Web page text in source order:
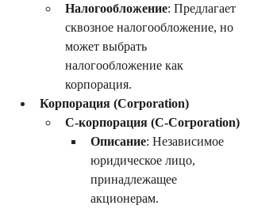
Налогообложение: Предлагает
сквозное налогообложение, но
может выбрать
налогообложение как
корпорация.
Корпорация (Corporation)
C-корпорация (C-Corporation)
Описание: Независимое
юридическое лицо,
принадлежащее
акционерам.